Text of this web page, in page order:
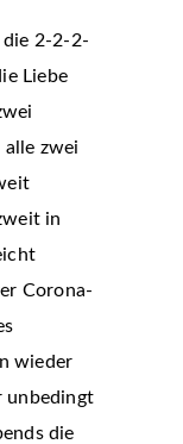
die 2-2-2-
Liebe
alle zwei
in
Corona-
wieder
unbedingt
die